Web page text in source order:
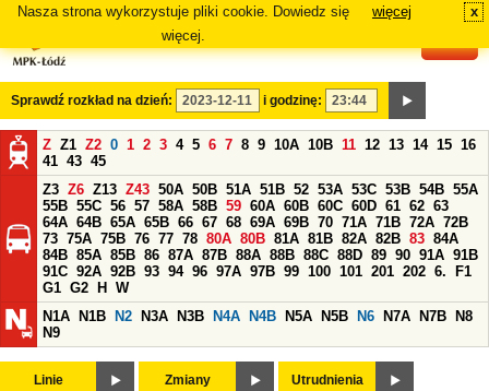
Nasza strona wykorzystuje pliki cookie. Dowiedz się
więcej.
więcej x
Sprawdź rozkład na dzień: i godzinę:
Z Z1 Z2 0 1 2 3 4 5 6 7 8 9 10A 10B 11 12 13 14 15 16
41 43 45
Z3 Z6 Z13 Z43 50A 50B 51A 51B 52 53A 53C 53B 54B 55A
55B 55C 56 57 58A 58B 59 60A 60B 60C 60D 61 62 63
64A 64B 65A 65B 66 67 68 69A 69B 70 71A 71B 72A 72B
73 75A 75B 76 77 78 80A 80B 81A 81B 82A 82B 83 84A
84B 85A 85B 86 87A 87B 88A 88B 88C 88D 89 90 91A 91B
91C 92A 92B 93 94 96 97A 97B 99 100 101 201 202 6.
F1
G1 G2 H
W
N1A
N1B N2 N3A N3B N4A N4B N5A N5B N6 N7A N7B
N8
N9
Linie Zmiany Utrudnienia